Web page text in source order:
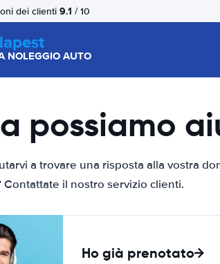
dei clienti 9.1 / 10
NOLEGGIO AUTO
possiamo
a trovare una risposta alla vostra
Contattate il nostro servizio clienti.
Ho già prenotato